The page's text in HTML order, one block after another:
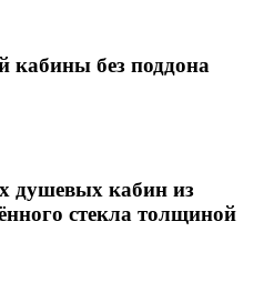
кабины без поддона
душевых кабин из
стекла толщиной